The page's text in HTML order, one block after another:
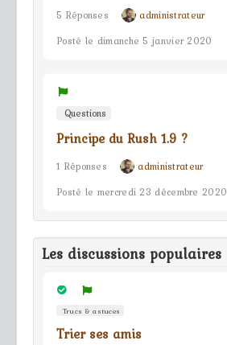
5 Réponses
administrateur
Posté le dimanche 5 janvier 2020
Questions
Principe du Rush 1.9 ?
1 Réponses
administrateur
Posté le mercredi 23 décembre 2020
Les discussions populaires
Trucs & astuces
Trier ses amis